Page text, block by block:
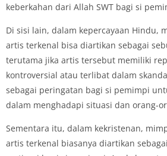
keberkahan dari Allah SWT bagi si
Di sisi lain, dalam kepercayaan Hindu,
artis terkenal bisa diartikan sebagai
terutama jika artis tersebut memiliki
kontroversial atau terlibat dalam
sebagai peringatan bagi si pemimpi
dalam menghadapi situasi dan orang-
Sementara itu, dalam kekristenan,
artis terkenal biasanya diartikan